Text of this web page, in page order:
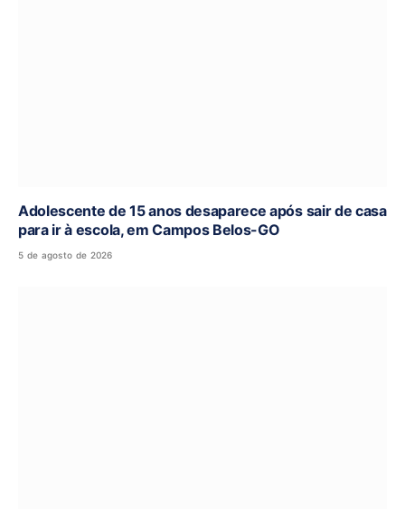
Adolescente de 15 anos desaparece após sair de casa
para ir à escola, em Campos Belos-GO
5 de agosto de 2026